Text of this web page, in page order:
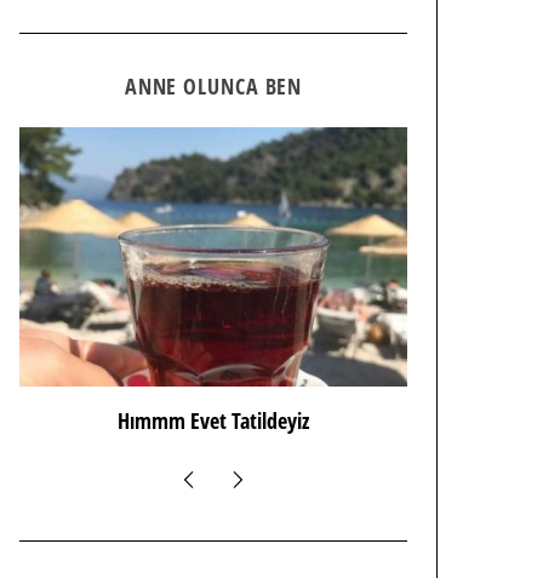
ANNE OLUNCA BEN
Lohusa Depresyonu Nedir?